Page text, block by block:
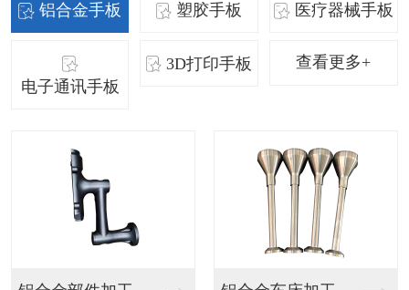
铝合金手板 塑胶手板 医疗器械手板
电子通讯手板
3D打印手板 查看更多+